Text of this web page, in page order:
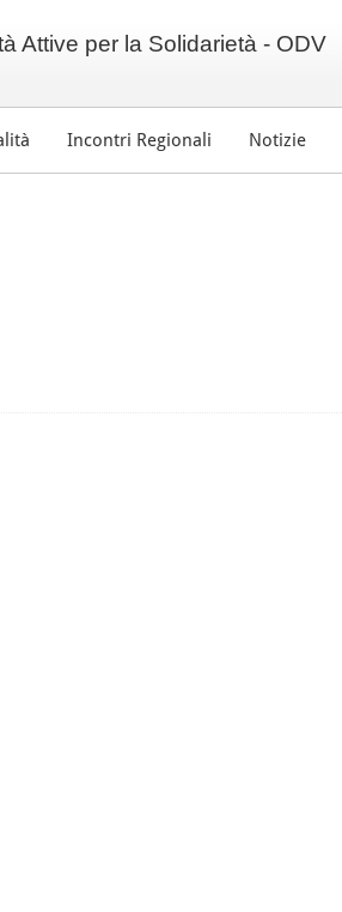
Attive per la Solidarietà - ODV
Incontri Regionali Notizie